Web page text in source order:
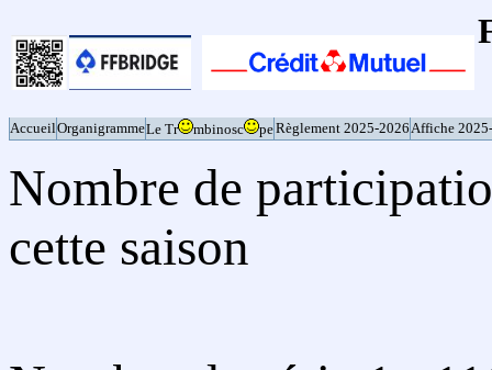
AccueilOrganigrammeLe Tr mbinosc peRèglement 2025-2026Affiche
Nombre de
cette saison